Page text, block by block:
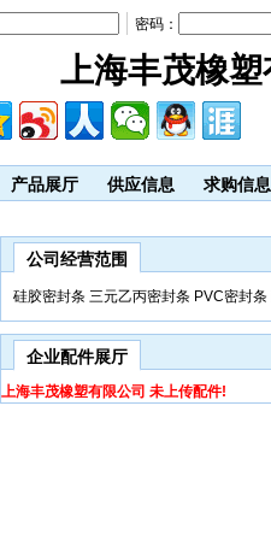
上海丰茂橡塑
密码：
产品展厅 供应信息 求购信息
公司经营范围
硅胶密封条 三元乙丙密封条 PVC密封
企业配件展厅
上海丰茂橡塑有限公司 未上传配件!